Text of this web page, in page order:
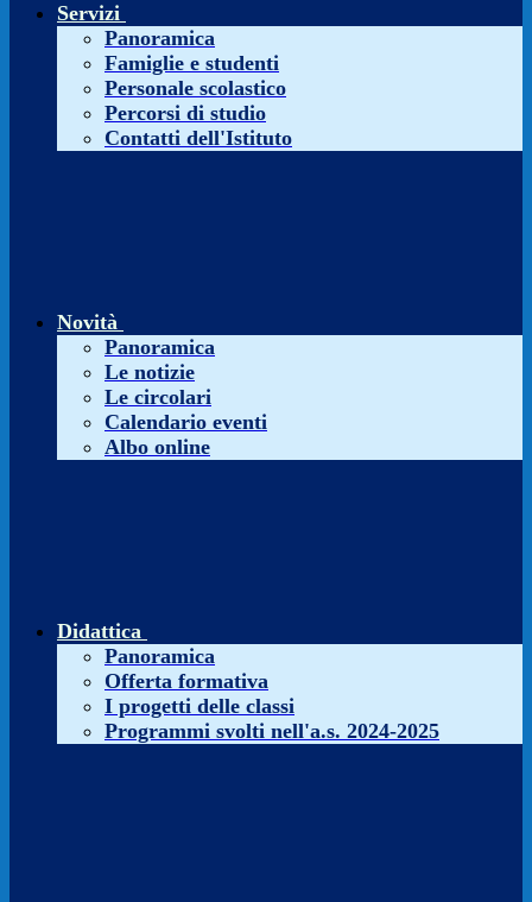
Servizi
Panoramica
Famiglie e studenti
Personale scolastico
Percorsi di studio
Contatti dell'Istituto
Novità
Panoramica
Le notizie
Le circolari
Calendario eventi
Albo online
Didattica
Panoramica
Offerta formativa
I progetti delle classi
Programmi svolti nell'a.s. 2024-2025